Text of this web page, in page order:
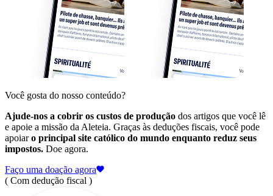
Você gosta do nosso conteúdo?
Ajude-nos a cobrir os custos de produção dos artigos que você lê
e apoie a missão da Aleteia. Graças às deduções fiscais, você pode
apoiaro principal site católico do mundo enquanto reduz seus
impostos. Doe agora.
Faço uma doação agora
( Com dedução fiscal )